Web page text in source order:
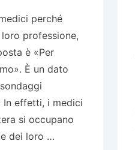
perché
professione,
è «Per
È un dato
In effetti, i medici
si occupano
dei loro …